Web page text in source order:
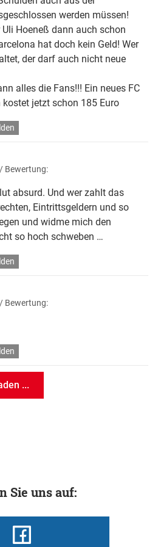
weiter seinen Weg beim FC
Namen, und mit seinen
ist er ein wichtiger Teil
der andere mitreißt und
2023 für Bayern und war bei
späteren Weltmeister Spanien
werden müssen!
Hoeneß dann auch schon
hat doch kein Geld! Wer
der darf auch nicht neue
alles die Fans!!! Ein neues FC
jetzt schon 185 Euro
/ Bewertung:
absurd. Und wer zahlt das
Eintrittsgeldern und so
und widme mich den
so hoch schweben …
/ Bewertung:
...
Sie uns auf: